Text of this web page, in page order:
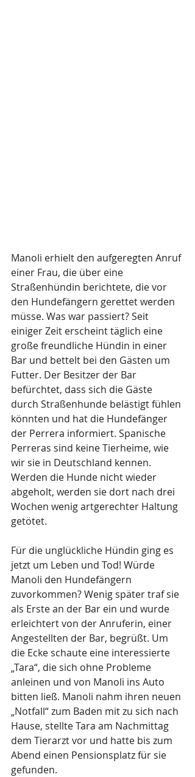
Manoli erhielt den aufgeregten Anruf
einer Frau, die über eine
Straßenhündin berichtete, die vor
den Hundefängern gerettet werden
müsse. Was war passiert? Seit
einiger Zeit erscheint täglich eine
große freundliche Hündin in einer
Bar und bettelt bei den Gästen um
Futter. Der Besitzer der Bar
befürchtet, dass sich die Gäste
durch Straßenhunde belästigt fühlen
könnten und hat die Hundefänger
der Perrera informiert. Spanische
Perreras sind keine Tierheime, wie
wir sie in Deutschland kennen.
Werden die Hunde nicht wieder
abgeholt, werden sie dort nach drei
Wochen wenig artgerechter Haltung
getötet.
Für die unglückliche Hündin ging es
jetzt um Leben und Tod! Würde
Manoli den Hundefängern
zuvorkommen? Wenig später traf sie
als Erste an der Bar ein und wurde
erleichtert von der Anruferin, einer
Angestellten der Bar, begrüßt. Um
die Ecke schaute eine interessierte
„Tara“, die sich ohne Probleme
anleinen und von Manoli ins Auto
bitten ließ. Manoli nahm ihren neuen
„Notfall“ zum Baden mit zu sich nach
Hause, stellte Tara am Nachmittag
dem Tierarzt vor und hatte bis zum
Abend einen Pensionsplatz für sie
gefunden.